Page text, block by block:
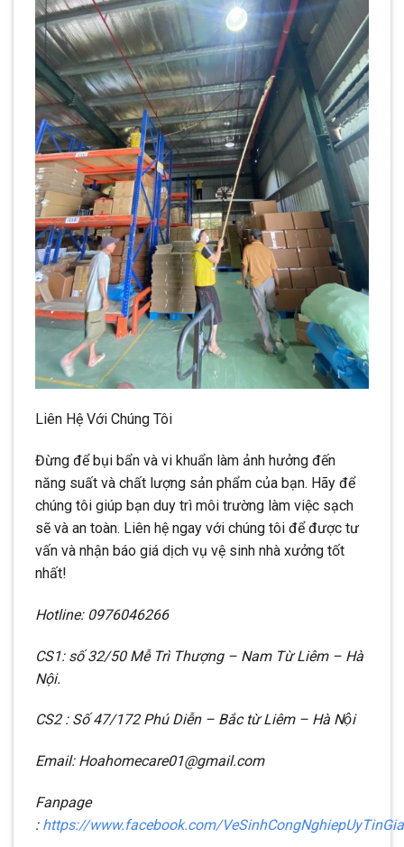
Liên Hệ Với Chúng Tôi
Đừng để bụi bẩn và vi khuẩn làm ảnh hưởng đến
năng suất và chất lượng sản phẩm của bạn. Hãy để
chúng tôi giúp bạn duy trì môi trường làm việc sạch
sẽ và an toàn. Liên hệ ngay với chúng tôi để được tư
vấn và nhận báo giá dịch vụ vệ sinh nhà xưởng tốt
nhất!
Hotline: 0976046266
CS1: số 32/50 Mễ Trì Thượng – Nam Từ Liêm – Hà
Nội.
CS2 : Số 47/172 Phú Diễn – Bắc từ Liêm – Hà Nội
Email: Hoahomecare01@gmail.com
Fanpage
:https://www.facebook.com/